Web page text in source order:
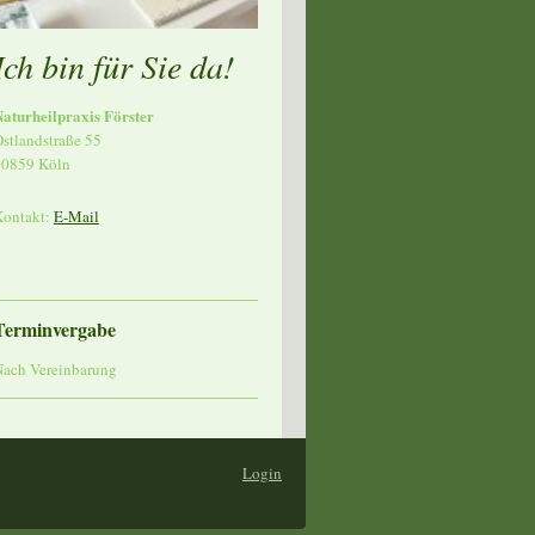
bin für Sie da!
Förster
55
Köln
E-Mail
Vereinbarung
Login